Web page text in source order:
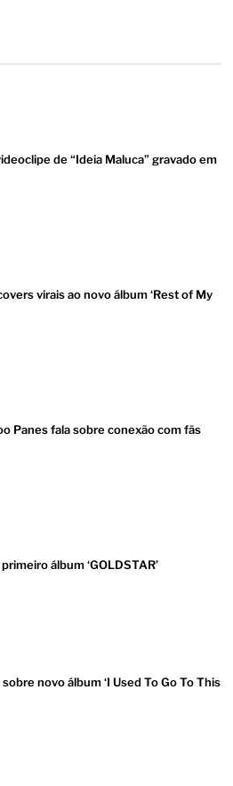
de “Ideia Maluca” gravado em
virais ao novo álbum ‘Rest of My
Panes fala sobre conexão com fãs
álbum ‘GOLDSTAR’
novo álbum ‘I Used To Go To This